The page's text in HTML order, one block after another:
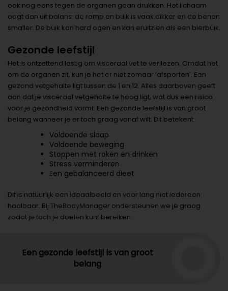
ook nog eens tegen de organen gaan drukken. Het lichaam
oogt dan uit balans: de romp en buik is vaak dikker en de benen
smaller. De buik kan hard ogen en kan eruitzien als een bierbuik.
Gezonde leefstijl
Het is ontzettend lastig om visceraal vet te verliezen. Omdat het
om de organen zit, kun je het er niet zomaar ‘afsporten’. Een
gezond vetgehalte ligt tussen de 1 en 12. Alles daarboven geeft
aan dat je visceraal vetgehalte te hoog ligt, wat dus een risico
voor je gezondheid vormt. Een gezonde leefstijl is van groot
belang wanneer je er toch graag vanaf wilt. Dit betekent:
Voldoende slaap
Voldoende beweging
Stoppen met roken en drinken
Stress verminderen
Een gebalanceerd dieet
Dit is natuurlijk een ideaalbeeld en voor lang niet iedereen
haalbaar. Bij TheBodyManager ondersteunen we je graag
zodat je toch je doelen kunt bereiken.
Een gezonde leefstijl is van groot
belang